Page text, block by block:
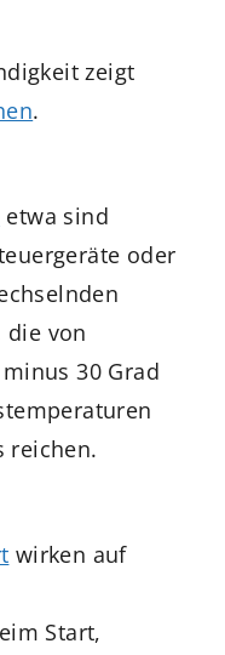
zeigt
.
etwa sind
oder
die von
30 Grad
reichen.
wirken auf
Start,